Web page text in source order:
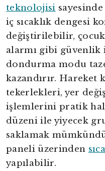
teknolojisi
iç sıcaklık dengesi
değiştirilebilir, çocuk
alarmı gibi güvenlik
dondurma modu
kazandırır. Hareket
tekerlekleri, yer
işlemlerini pratik
düzeni ile yiyecek
saklamak
paneli üzerinden
yapılabilir.